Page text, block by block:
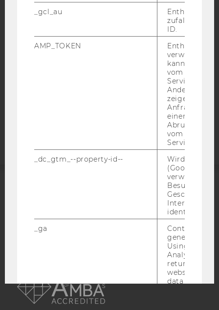
BARRIEREFREIHEITSERKLÄRUNG WEBSEITE
DATENSCHUTZERKLÄRUNG
DATENSCHUTZERKLÄRUNG SOCIAL MEDIA
STUDIENBEWERBER*INNEN UND STUDIERENDE
Barrierefreiheitserklärung
_gcl_au
Enthält eine
ID.
AMP_TOKEN
Enthält ein
verwendet
kann, um
vom AMP-
Service
Andere
zeigen Opt-
Anfrage im
einen Fehler
Abrufen
vom AMP
Service an.
_dc_gtm_--property-id--
Wird von
(Google Tag
verwendet,
Besucher
Geschlecht
Interessen zu
identifizieren.
_ga
Contains a
generated
Using this
Analytics can
returning
website and
data from
_gat_gtag